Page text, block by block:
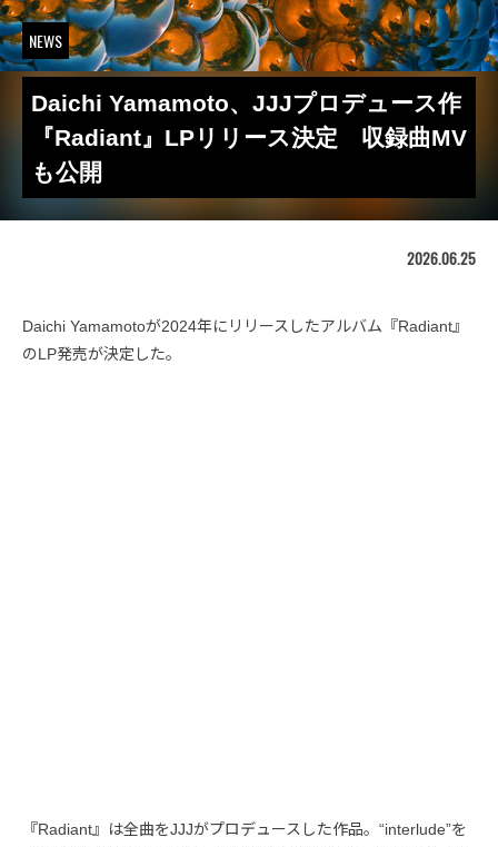
NEWS
Daichi Yamamoto、JJJプロデュース作
『Radiant』LPリリース決定 収録曲MV
も公開
2026.06.25
Daichi Yamamotoが2024年にリリースしたアルバム『Radiant』
のLP発売が決定した。
『Radiant』は全曲をJJJがプロデュースした作品。“interlude”を